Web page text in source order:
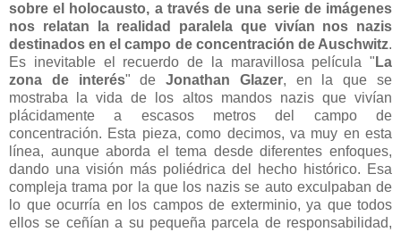
sobre el holocausto, a través de una serie de imágenes
nos relatan la realidad paralela que vivían nos nazis
destinados en el campo de concentración de Auschwitz.
Es inevitable el recuerdo de la maravillosa película " La
zona de interés" deJonathan Glazer, en la que se
mostraba la vida de los altos mandos nazis que vivían
plácidamente a escasos metros del campo de
concentración. Esta pieza, como decimos, va muy en esta
línea, aunque aborda el tema desde diferentes enfoques,
dando una visión más poliédrica del hecho histórico. Esa
compleja trama por la que los nazis se auto exculpaban de
lo que ocurría en los campos de exterminio, ya que todos
ellos se ceñían a su pequeña parcela de responsabilidad,